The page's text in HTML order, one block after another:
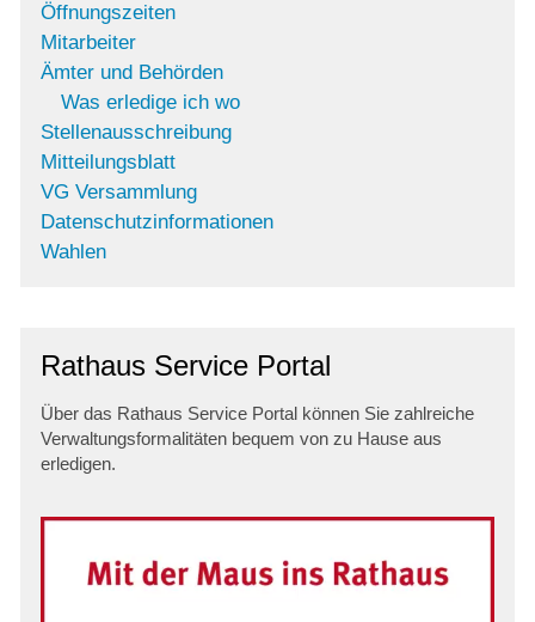
Öffnungszeiten
Mitarbeiter
Ämter und Behörden
Was erledige ich wo
Stellenausschreibung
Mitteilungsblatt
VG Versammlung
Datenschutzinformationen
Wahlen
Rathaus Service Portal
Über das Rathaus Service Portal können Sie zahlreiche
Verwaltungsformalitäten bequem von zu Hause aus
erledigen.